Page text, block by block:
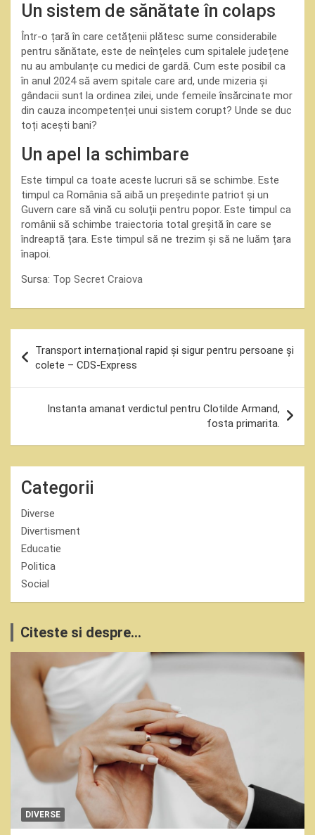
Un sistem de sănătate în colaps
Într-o țară în care cetățenii plătesc sume considerabile
pentru sănătate, este de neînțeles cum spitalele județene
nu au ambulanțe cu medici de gardă. Cum este posibil ca
în anul 2024 să avem spitale care ard, unde mizeria și
gândacii sunt la ordinea zilei, unde femeile însărcinate mor
din cauza incompetenței unui sistem corupt? Unde se duc
toți acești bani?
Un apel la schimbare
Este timpul ca toate aceste lucruri să se schimbe. Este
timpul ca România să aibă un președinte patriot și un
Guvern care să vină cu soluții pentru popor. Este timpul ca
românii să schimbe traiectoria total greșită în care se
îndreaptă țara. Este timpul să ne trezim și să ne luăm țara
înapoi.
Sursa: Top Secret Craiova
în
articole
Transport internațional rapid și sigur pentru persoane și
colete – CDS-Express
Instanta amanat verdictul pentru Clotilde Armand,
fosta primarita.
Categorii
Diverse
Divertisment
Educatie
Politica
Social
Citeste si despre...
DIVERSE